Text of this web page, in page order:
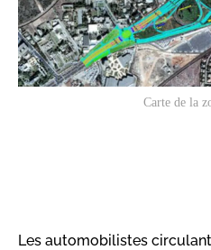
Carte de la
Les automobilistes